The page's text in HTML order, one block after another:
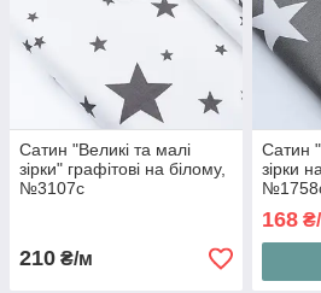
Сатин "Великі та малі
зірки" графітові на білому,
№3107с
210 ₴/м
Сатин
зірки
168